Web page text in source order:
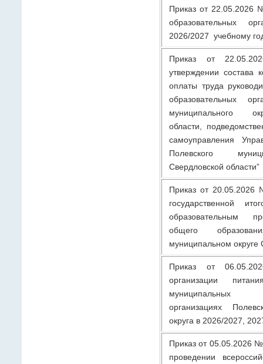
Приказ от 22.05.2026
образовательных
2026/2027 учебному
Приказ от
утверждении состава
оплаты труда
образовательных
муниципального
области,
самоуправления
Полевского
Свердловской области”
Приказ от
государственной
образовательным
общего
муниципальном округе
Приказ от
организации
муниципальных
организациях
округа в 2026/2027,
Приказ от 05.05.2026
проведении